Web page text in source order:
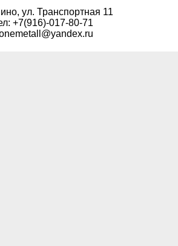
ул. Транспортная 11
+7(916)-017-80-71